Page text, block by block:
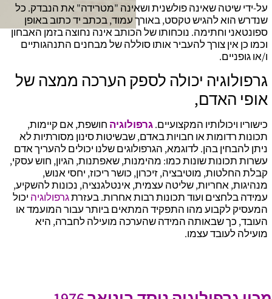
על-ידי שיטה שאינה פולשנית ושאינה "מטרידה" את הנבדק. כל
שנדרש הוא להגיש טקסט, באורך עמוד, בכתב יד כתוב באופן
ספונטאני וחתימה. נוכחותו של הכותב אינה נחוצה בזמן האבחון
וכמו כן אין צורך להעביר אותו סוללה של מבחנים התנהגותיים
ו/או גופניים.
גרפולוגיה יכולה לספק הערכה ממצה של
אופי האדם,
כישוריו ויכולותיו המקצועיים.גרפולוגיה חושפת, אם קיימות,
תכונות רדומות או חבויות באדם, שבשיטות סינון מסורתיות לא
ניתן להבחין בהן. לדוגמא, הגרפולוגים שלנו יכולים להעריך אדם
עשרות תכונות שונות כמו: מהימנות, שאפתנות, הגיון, חוש עסקי,
קבלת החלטות, מוטיבציה, זיכרון, כושר ריכוז, יחסי אנוש,
מנהיגות, אחריות, שליטה עצמית, אינטלגנציה, נכונות להשקיע,
עמידה בלחצים ועוד תכונות רבות אחרות. בעזרתגרפולוגיה יכול
המעסיק לקבוע מהו התפקיד המתאים ביותר עבור המועמד או
העובד, כך שבאותה המידה שהערכה מועילה לחברה, היא
מועילה לעובד עצמו.